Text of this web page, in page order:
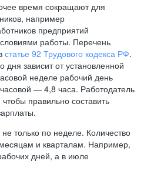
время сокращают для
например
предприятий
работы. Перечень
статье 92 Трудового кодекса РФ.
дня зависит от установленной
неделе рабочий день
—4,8 часа. Работодатель
правильно составить
только по неделе. Количество
и кварталам. Например,
дней, а в июле